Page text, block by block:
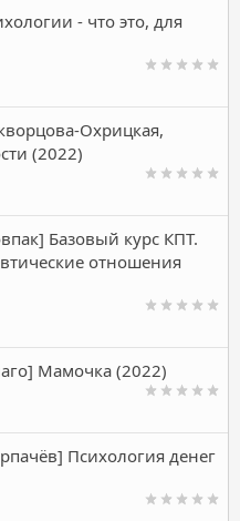
- что это, для
Охрицкая,
(2022)
Базовый курс КПТ.
отношения
Мамочка (2022)
Психология денег